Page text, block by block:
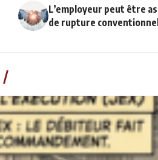
L’employeur peut être
de rupture